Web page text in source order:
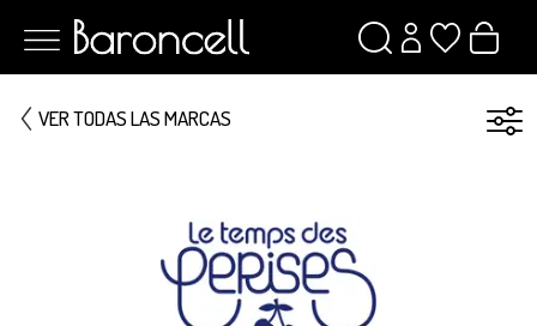
VER TODAS LAS MARCAS